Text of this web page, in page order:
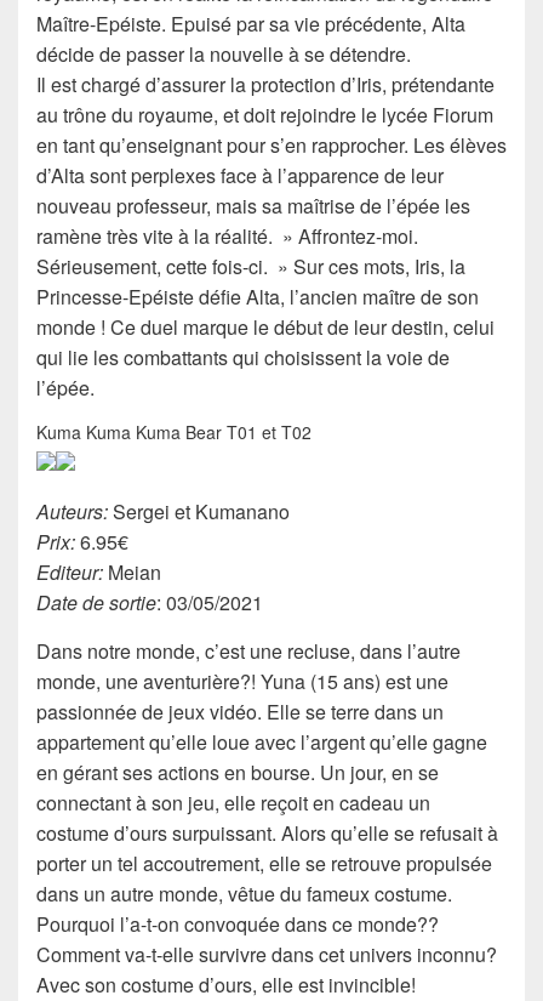
Maître-Epéiste. Epuisé par sa vie précédente, Alta
décide de passer la nouvelle à se détendre.
Il est chargé d’assurer la protection d’Iris, prétendante
au trône du royaume, et doit rejoindre le lycée Fiorum
en tant qu’enseignant pour s’en rapprocher. Les élèves
d’Alta sont perplexes face à l’apparence de leur
nouveau professeur, mais sa maîtrise de l’épée les
ramène très vite à la réalité. » Affrontez-moi.
Sérieusement, cette fois-ci. » Sur ces mots, Iris, la
Princesse-Epéiste défie Alta, l’ancien maître de son
monde ! Ce duel marque le début de leur destin, celui
qui lie les combattants qui choisissent la voie de
l’épée.
Kuma Kuma Kuma Bear T01 et T02
Auteurs:Sergei et Kumanano
Prix:6.95€
Editeur: Meian
Date de sortie: 03/05/2021
Dans notre monde, c’est une recluse, dans l’autre
monde, une aventurière?! Yuna (15 ans) est une
passionnée de jeux vidéo. Elle se terre dans un
appartement qu’elle loue avec l’argent qu’elle gagne
en gérant ses actions en bourse. Un jour, en se
connectant à son jeu, elle reçoit en cadeau un
costume d’ours surpuissant. Alors qu’elle se refusait à
porter un tel accoutrement, elle se retrouve propulsée
dans un autre monde, vêtue du fameux costume.
Pourquoi l’a-t-on convoquée dans ce monde??
Comment va-t-elle survivre dans cet univers inconnu?
Avec son costume d’ours, elle est invincible!